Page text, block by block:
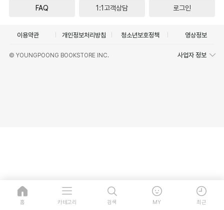
FAQ 1:1고객상담 로그인
이용약관 개인정보처리방침 청소년보호정책 영상정보
© YOUNGPOONG BOOKSTORE INC. 사업자 정보
홈 카테고리 검색 MY 최근